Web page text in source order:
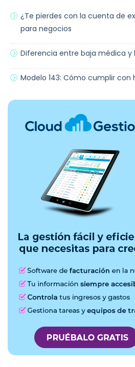
¿Te pierdes con la cuenta de
para negocios
Diferencia entre baja médica y
Modelo 143: Cómo cumplir con